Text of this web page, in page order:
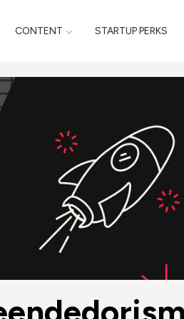
CONTENT STARTUP PERKS